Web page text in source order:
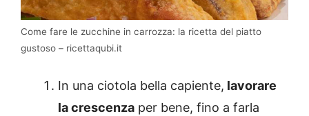
Come fare le zucchine in carrozza: la ricetta del piatto
gustoso – ricettaqubi.it
In una ciotola bella capiente, lavorare
la crescenza per bene, fino a farla